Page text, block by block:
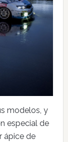
modelos, y
especial de
ápice de